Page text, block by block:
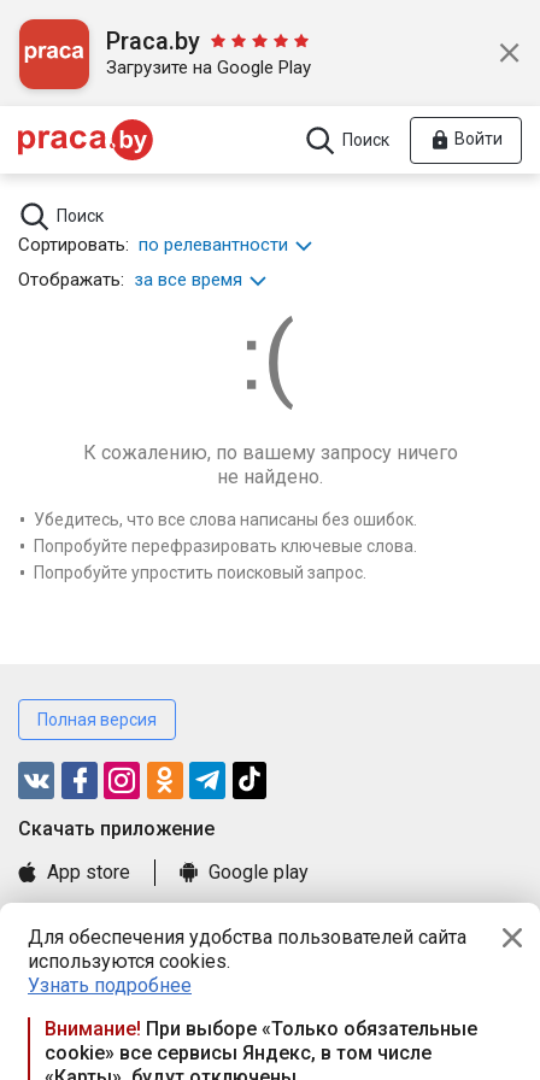
Для обеспечения удобства пользователей сайта
используются cookies.
Узнать подробнее
Внимание! При выборе «Только обязательные
cookie» все сервисы Яндекс, в том числе
Praca.by
Загрузите на Google Play
Поиск Войти
Поиск
Сортировать: по релевантности
Отображать: за все время
К сожалению, по вашему запросу ничего
не найдено.
Убедитесь, что все слова написаны без ошибок.
Попробуйте перефразировать ключевые слова.
Попробуйте упростить поисковый запрос.
Полная версия
Cкачать приложение
App store
Google play
Книга замечаний и предложений
Правила и документы
Praca.by © 2000—2026, ООО «ПРАЦА БАЙ»
Республика Беларусь, 220114, г. Минск, пр-т Независимости
117а, пом. № 9.